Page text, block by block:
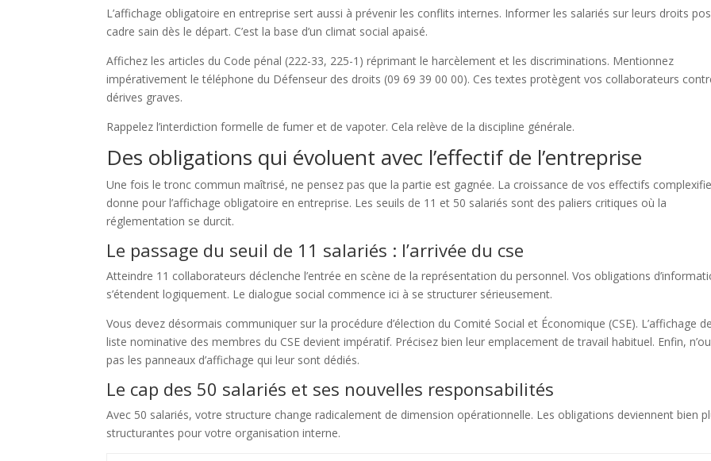
L’affichage obligatoire en entreprise sert aussi à prévenir les conflits internes. Informer les salariés sur leurs droits
cadre sain dès le départ. C’est la base d’un climat social apaisé.
Affichez les articles du Code pénal (222-33, 225-1) réprimant le harcèlement et les discriminations. Mentionnez
impérativement le téléphone du Défenseur des droits (09 69 39 00 00). Ces textes protègent vos collaborateurs
dérives graves.
Rappelez l’interdiction formelle de fumer et de vapoter. Cela relève de la discipline générale.
Des obligations qui évoluent avec l’effectif de l’entreprise
Une fois le tronc commun maîtrisé, ne pensez pas que la partie est gagnée. La croissance de vos effectifs
donne pour l’affichage obligatoire en entreprise. Les seuils de 11 et 50 salariés sont des paliers critiques où la
réglementation se durcit.
Le passage du seuil de 11 salariés : l’arrivée du cse
Atteindre 11 collaborateurs déclenche l’entrée en scène de la représentation du personnel. Vos obligations
s’étendent logiquement. Le dialogue social commence ici à se structurer sérieusement.
Vous devez désormais communiquer sur la procédure d’élection du Comité Social et Économique (CSE). L’affichage
liste nominative des membres du CSE devient impératif. Précisez bien leur emplacement de travail habituel. Enfin,
pas les panneaux d’affichage qui leur sont dédiés.
Le cap des 50 salariés et ses nouvelles responsabilités
Avec 50 salariés, votre structure change radicalement de dimension opérationnelle. Les obligations deviennent bien
structurantes pour votre organisation interne.